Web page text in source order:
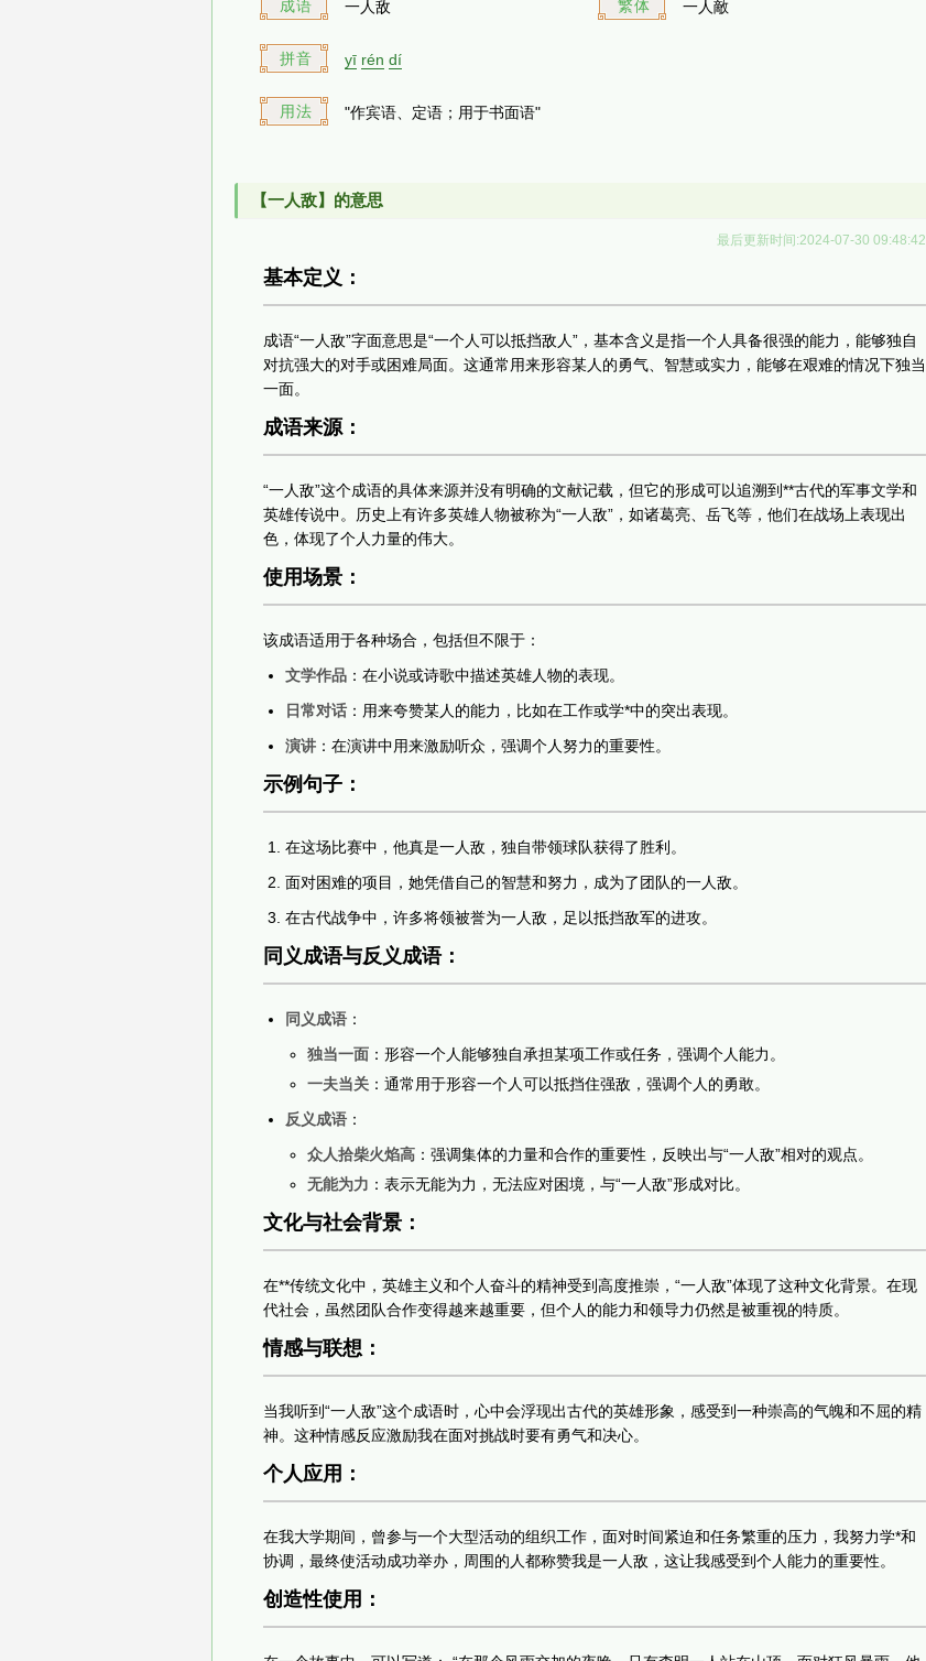
成语 一人敌 繁体 一人敵
拼音 yī rén dí
用法 "作宾语、定语；用于书面语"
【一人敌】的意思
最后更新时间:2024-07-30 09:48:42
基本定义：
成语“一人敌”字面意思是“一个人可以抵挡敌人”，基本含义是指一个人具备很强的能力，能够独自
对抗强大的对手或困难局面。这通常用来形容某人的勇气、智慧或实力，能够在艰难的情况下独当
一面。
成语来源：
“一人敌”这个成语的具体来源并没有明确的文献记载，但它的形成可以追溯到**古代的军事文学和
英雄传说中。历史上有许多英雄人物被称为“一人敌”，如诸葛亮、岳飞等，他们在战场上表现出
色，体现了个人力量的伟大。
使用场景：
该成语适用于各种场合，包括但不限于：
文学作品 ：在小说或诗歌中描述英雄人物的表现。
日常对话 ：用来夸赞某人的能力，比如在工作或学*中的突出表现。
演讲 ：在演讲中用来激励听众，强调个人努力的重要性。
示例句子：
在这场比赛中，他真是一人敌，独自带领球队获得了胜利。
面对困难的项目，她凭借自己的智慧和努力，成为了团队的一人敌。
在古代战争中，许多将领被誉为一人敌，足以抵挡敌军的进攻。
同义成语与反义成语：
同义成语 ：
独当一面 ：形容一个人能够独自承担某项工作或任务，强调个人能力。
一夫当关 ：通常用于形容一个人可以抵挡住强敌，强调个人的勇敢。
反义成语 ：
众人拾柴火焰高 ：强调集体的力量和合作的重要性，反映出与“一人敌”相对的观点。
无能为力 ：表示无能为力，无法应对困境，与“一人敌”形成对比。
文化与社会背景：
在**传统文化中，英雄主义和个人奋斗的精神受到高度推崇，“一人敌”体现了这种文化背景。在现
代社会，虽然团队合作变得越来越重要，但个人的能力和领导力仍然是被重视的特质。
情感与联想：
当我听到“一人敌”这个成语时，心中会浮现出古代的英雄形象，感受到一种崇高的气魄和不屈的精
神。这种情感反应激励我在面对挑战时要有勇气和决心。
个人应用：
在我大学期间，曾参与一个大型活动的组织工作，面对时间紧迫和任务繁重的压力，我努力学*和
协调，最终使活动成功举办，周围的人都称赞我是一人敌，这让我感受到个人能力的重要性。
创造性使用：